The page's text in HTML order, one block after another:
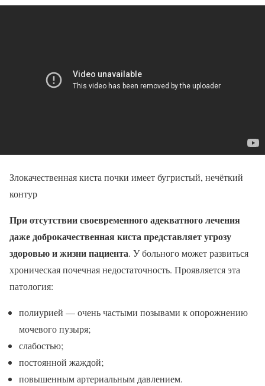
Злокачественная киста почки имеет бугристый, нечёткий
контур
При отсутствии своевременного адекватного лечения
даже доброкачественная киста представляет угрозу
здоровью и жизни пациента. У больного может развиться
хроническая почечная недостаточность. Проявляется эта
патология:
полиурией — очень частыми позывами к опорожнению
мочевого пузыря;
слабостью;
постоянной жаждой;
повышенным артериальным давлением.